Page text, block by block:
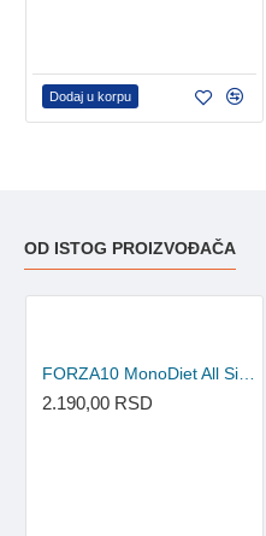
Dodaj u korpu
OD ISTOG PROIZVOĐAČA
2.190,00 RSD